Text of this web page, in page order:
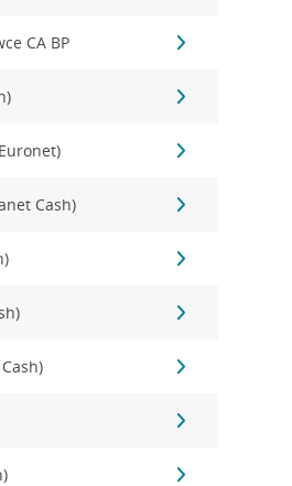
CA BP
Cash)